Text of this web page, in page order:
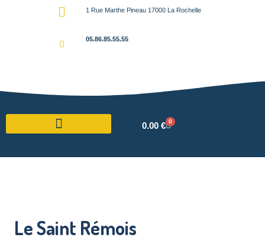
1 Rue Marthe Pineau 17000 La Rochelle
05.86.85.55.55
0.00 € 0
Le Saint Rémois